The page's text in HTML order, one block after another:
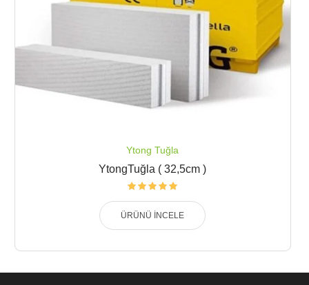
Ytong Tuğla
YtongTuğla ( 32,5cm )
ÜRÜNÜ İNCELE